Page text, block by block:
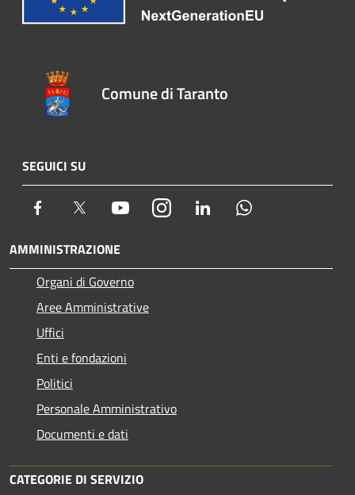
Comune di Taranto
SEGUICI SU
Facebook Twitter YoutubeInstagram LinkedIn
AMMINISTRAZIONE
Organi di Governo
Aree Amministrative
Uffici
Enti e fondazioni
Politici
Personale Amministrativo
Documenti e dati
CATEGORIE DI SERVIZIO